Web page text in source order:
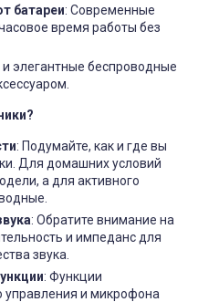
батареи: Современные
время работы без
элегантные беспроводные
: Подумайте, как и где вы
Для домашних условий
а для активного
: Обратите внимание на
и импеданс для
звука.
: Функции
управления и микрофона